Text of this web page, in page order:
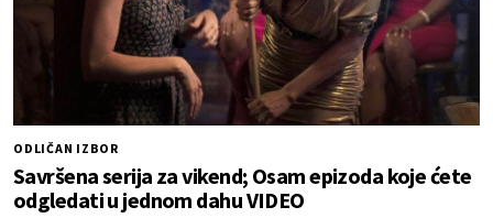
ODLIČAN IZBOR
Savršena serija za vikend; Osam epizoda koje ćete
odgledati u jednom dahu VIDEO